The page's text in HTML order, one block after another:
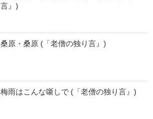
言』)
桑原・桑原 (「老僧の独り言』)
梅雨はこんな噺しで (「老僧の独り言』)